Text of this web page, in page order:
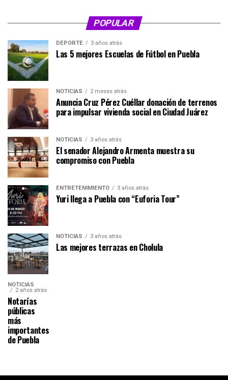
POPULAR
DEPORTE 3 años atrás
Las 5 mejores Escuelas de Fútbol en Puebla
NOTICIAS 2 meses atrás
Anuncia Cruz Pérez Cuéllar donación de terrenos
para impulsar vivienda social en Ciudad Juárez
NOTICIAS 3 años atrás
El senador Alejandro Armenta muestra su
compromiso con Puebla
ENTRETENIMIENTO 3 años atrás
Yuri llega a Puebla con “Euforia Tour”
NOTICIAS 3 años atrás
Las mejores terrazas en Cholula
NOTICIAS
2 años atrás
Notarías
públicas
más
importantes
de Puebla